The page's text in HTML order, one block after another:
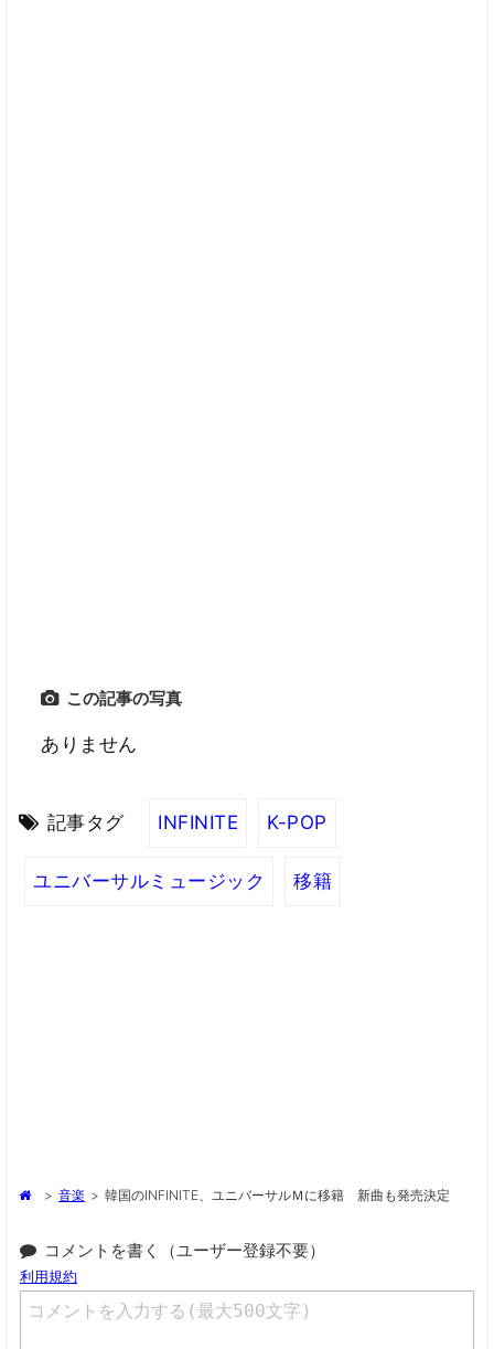
この記事の写真
ありません
記事タグ INFINITE K-POP
ユニバーサルミュージック 移籍
> 音楽 > 韓国のINFINITE、ユニバーサルＭに移籍 新曲も発売決定
コメントを書く（ユーザー登録不要）